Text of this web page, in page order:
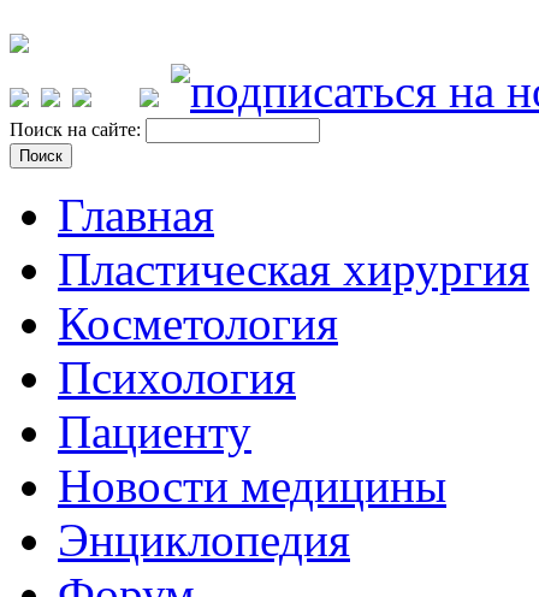
Поиск на сайте:
Главная
Пластическая хирургия
Косметология
Психология
Пациенту
Новости медицины
Энциклопедия